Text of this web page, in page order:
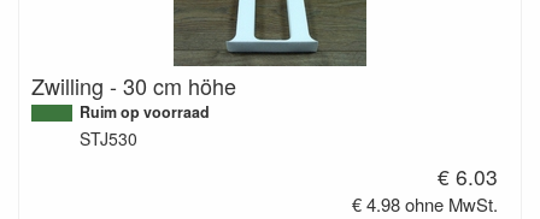
Zwilling - 30 cm höhe
Ruim op voorraad
STJ530
€ 6.03
€ 4.98 ohne MwSt.